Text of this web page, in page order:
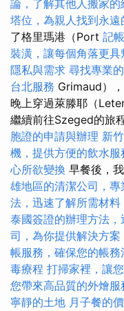
論，了解其他人搬家的
塔位，為親人找到永遠
了格里瑪港（Port 記
裝潢，讓每個角落更具
隱私與需求 尋找專業
台北服務 Grimaud）
晚上穿過萊滕耶（
繼續前往Szeged的旅
胞證的申請與辦理 新
機，提供方便的飲水服
心所欲變換 早餐後，
雄地區的清潔公司，
法，迅速了解所需材料
泰國簽證的辦理方法
司，為你提供解決方案
帳服務，確保您的帳務
毒療程 打掃家裡，讓
您帶來高品質的外燴服
寧靜的土地 月子餐的